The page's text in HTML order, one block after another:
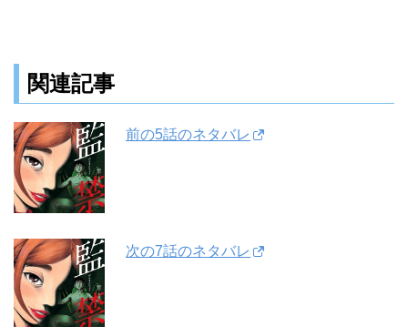
関連記事
前の5話のネタバレ
次の7話のネタバレ